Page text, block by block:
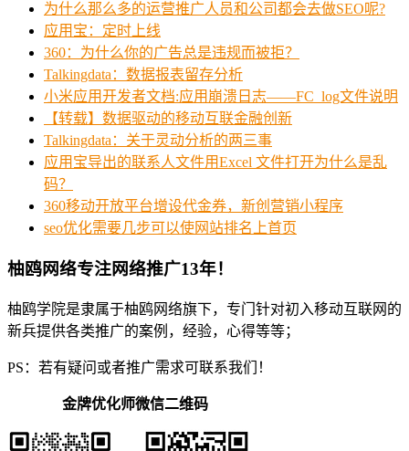
为什么那么多的运营推广人员和公司都会去做SEO呢?
应用宝：定时上线
360：为什么你的广告总是违规而被拒？
Talkingdata：数据报表留存分析
小米应用开发者文档:应用崩溃日志——FC_log文件说明
【转载】数据驱动的移动互联金融创新
Talkingdata：关于灵动分析的两三事
应用宝导出的联系人文件用Excel 文件打开为什么是乱
码？
360移动开放平台增设代金券，新创营销小程序
seo优化需要几步可以使网站排名上首页
柚鸥网络专注网络推广13年！
柚鸥学院是隶属于柚鸥网络旗下，专门针对初入移动互联网的
新兵提供各类推广的案例，经验，心得等等；
PS：若有疑问或者推广需求可联系我们！
金牌优化师微信二维码